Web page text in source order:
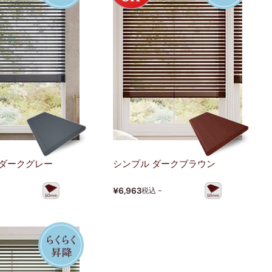
ークグレー シンプル ダークブラウン
¥6,963税込 ~